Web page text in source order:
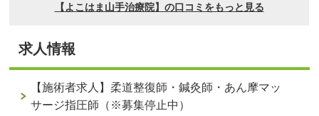
求人情報
【施術者求人】柔道整復師・鍼灸師・あん摩マッ
サージ指圧師（※募集停止中）